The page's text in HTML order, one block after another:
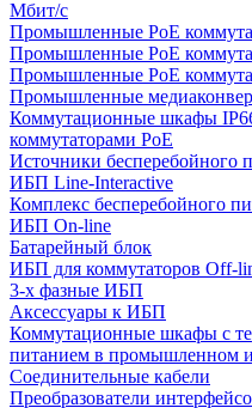
Мбит/с
Промышленные PoE
Промышленные PoE
Промышленные PoE
Промышленные
Коммутационные шкафы
коммутаторами PoE
Источники бесперебойного
ИБП Line-Interactive
Комплекс бесперебойного
ИБП On-line
Батарейный блок
ИБП для коммутаторов Off-
3-х фазные ИБП
Аксессуары к ИБП
Коммутационные шкафы с
питанием в промышленном
Соединительные кабели
Преобразователи